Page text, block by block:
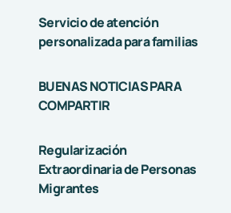
Servicio de atención
personalizada para familias
BUENAS NOTICIAS PARA
COMPARTIR
Regularización
Extraordinaria de Personas
Migrantes